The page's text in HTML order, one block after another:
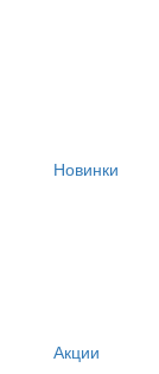
Новинки
Акции